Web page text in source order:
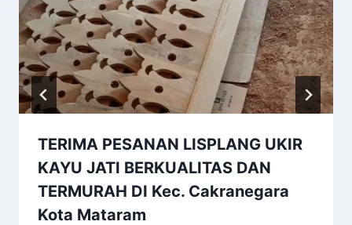
TERIMA PESANAN LISPLANG UKIR
KAYU JATI BERKUALITAS DAN
TERMURAH DI Kec. Cakranegara
Kota Mataram